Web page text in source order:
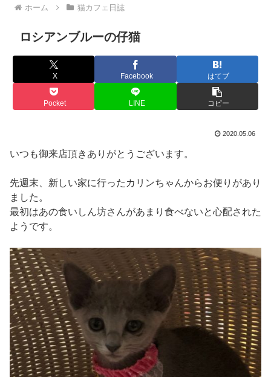
ホーム 猫カフェ日誌
ロシアンブルーの仔猫
X Facebook はてブ
Pocket LINE コピー
2020.05.06
いつも御来店頂きありがとうございます。
先週末、新しい家に行ったカリンちゃんからお便りがあり
ました。
最初はあの食いしん坊さんがあまり食べないと心配された
ようです。